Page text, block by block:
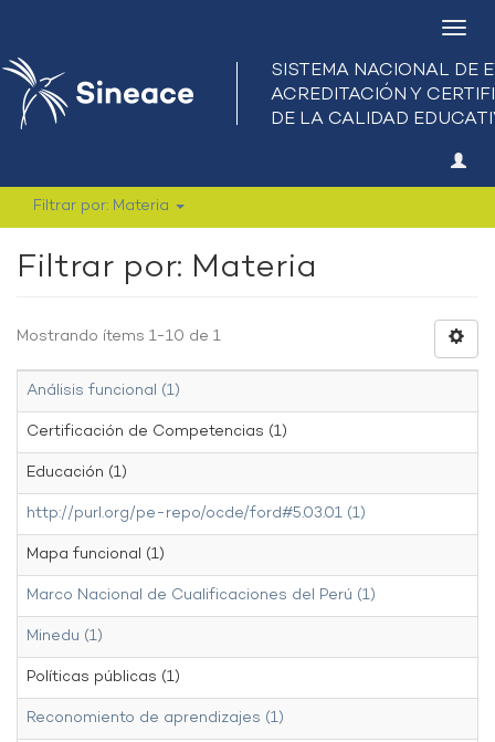
Filtrar por: Materia
Filtrar por: Materia
Mostrando ítems 1-10 de 1
Análisis funcional (1)
Certificación de Competencias (1)
Educación (1)
http://purl.org/pe-repo/ocde/ford#5.03.01 (1)
Mapa funcional (1)
Marco Nacional de Cualificaciones del Perú (1)
Minedu (1)
Políticas públicas (1)
Reconomiento de aprendizajes (1)